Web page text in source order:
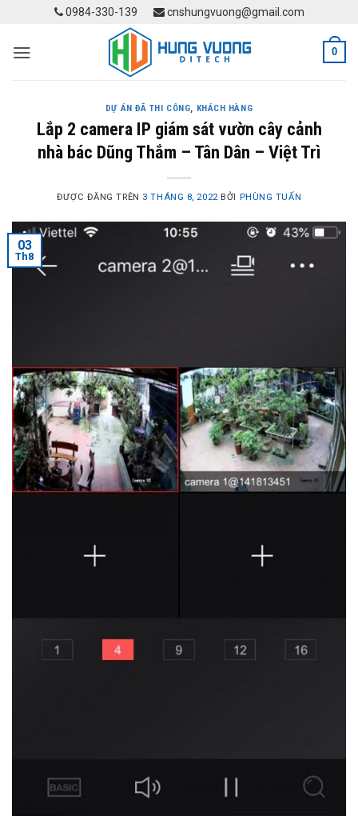
content
0984-330-139 cnshungvuong@gmail.com
0
DỰ ÁN ĐÃ THI CÔNG, KHÁCH HÀNG
Lắp 2 camera IP giám sát vườn cây cảnh
nhà bác Dũng Thắm – Tân Dân – Việt Trì
ĐƯỢC ĐĂNG TRÊN 3 THÁNG 8, 2022 BỞI PHÙNG TUẤN
03
Th8